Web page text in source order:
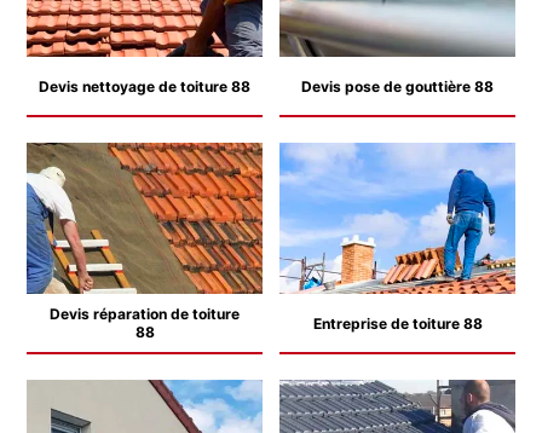
Devis nettoyage de toiture 88 Devis pose de gouttière 88
Devis réparation de toiture
88
Entreprise de toiture 88